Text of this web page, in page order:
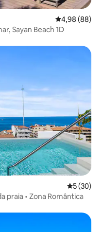
4,98 de uma
4,98 (88)
Sayan Beach 1D
hóspedes
5 de uma
5 (30)
praia • Zona Romântica